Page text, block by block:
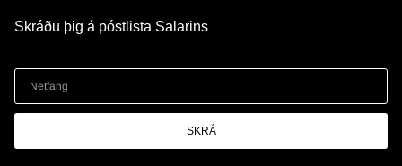
Skráðu þig á póstlista Salarins
SKRÁ